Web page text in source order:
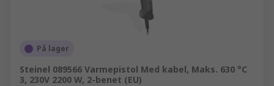
På lager
Steinel 089566 Varmepistol Med kabel, Maks. 630 °C
3, 230V 2200 W, 2-benet (EU)